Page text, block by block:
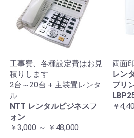
工事費、各種設定費はお見
積りします
2台～20台 + 主装置レンタ
ル
NTT レンタルビジネスフ
ォン
￥3,000 ～ ￥48,000
両面
レン
プリ
￥